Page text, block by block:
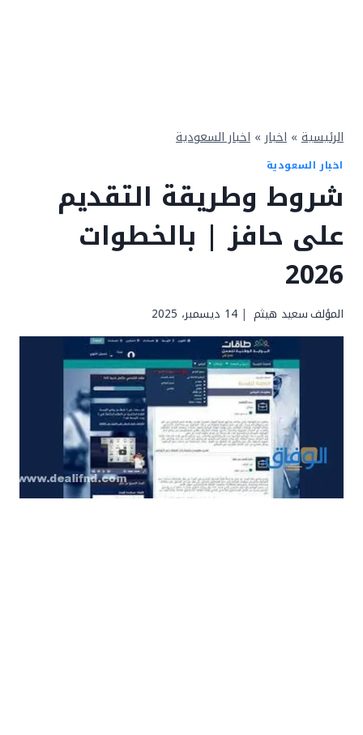
الرئيسية » اخبار » اخبار السعودية
اخبار السعودية
شروط وطريقة التقديم
على حافز | بالخطوات
2026
المؤلفسعيد هيثم 14 ديسمبر، 2025